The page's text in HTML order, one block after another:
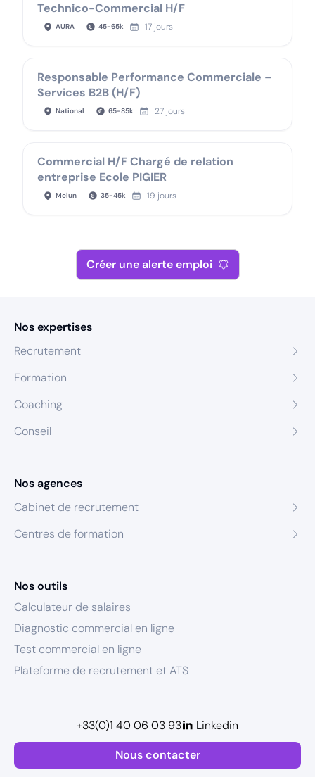
Technico-Commercial H/F
AURA 45-65k 17 jours
Responsable Performance Commerciale –
Services B2B (H/F)
National 65-85k 27 jours
Commercial H/F Chargé de relation
entreprise Ecole PIGIER
Melun 35-45k 19 jours
Créer une alerte emploi
Nos expertises
Recrutement
Formation
Coaching
Conseil
Nos agences
Cabinet de recrutement
Centres de formation
Nos outils
Calculateur de salaires
Diagnostic commercial en ligne
Test commercial en ligne
Plateforme de recrutement et ATS
Nous contacter
+33(0)1 40 06 03 93 Linkedin